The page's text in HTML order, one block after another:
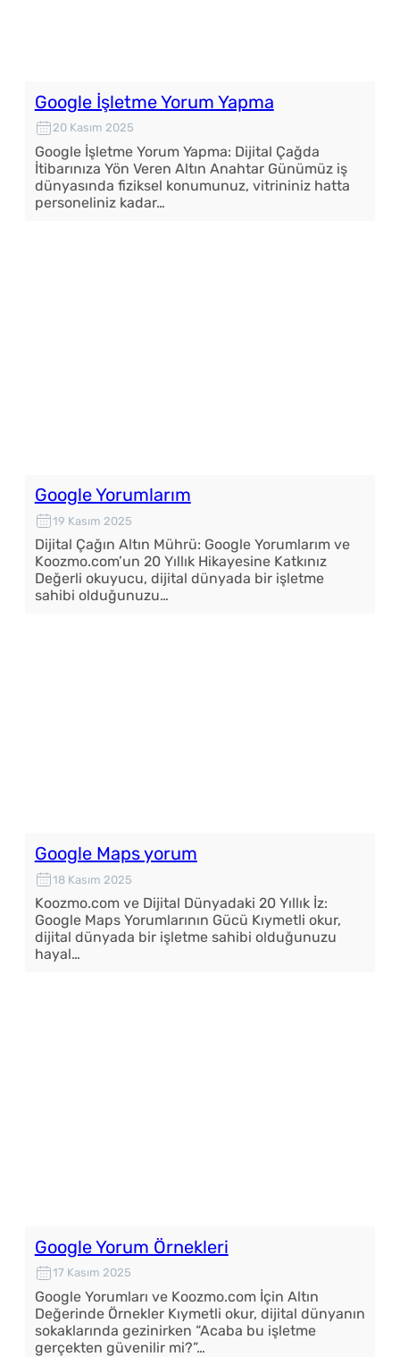
Google İşletme Yorum Yapma
20 Kasım 2025
Google İşletme Yorum Yapma: Dijital Çağda
İtibarınıza Yön Veren Altın Anahtar Günümüz iş
dünyasında fiziksel konumunuz, vitrininiz hatta
personeliniz kadar…
Google Yorumlarım
19 Kasım 2025
Dijital Çağın Altın Mührü: Google Yorumlarım ve
Koozmo.com’un 20 Yıllık Hikayesine Katkınız
Değerli okuyucu, dijital dünyada bir işletme
sahibi olduğunuzu…
Google Maps yorum
18 Kasım 2025
Koozmo.com ve Dijital Dünyadaki 20 Yıllık İz:
Google Maps Yorumlarının Gücü Kıymetli okur,
dijital dünyada bir işletme sahibi olduğunuzu
hayal…
Google Yorum Örnekleri
17 Kasım 2025
Google Yorumları ve Koozmo.com İçin Altın
Değerinde Örnekler Kıymetli okur, dijital dünyanın
sokaklarında gezinirken “Acaba bu işletme
gerçekten güvenilir mi?”…